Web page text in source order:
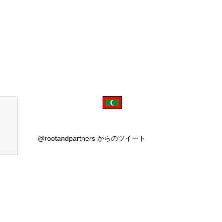
@rootandpartners からのツイート